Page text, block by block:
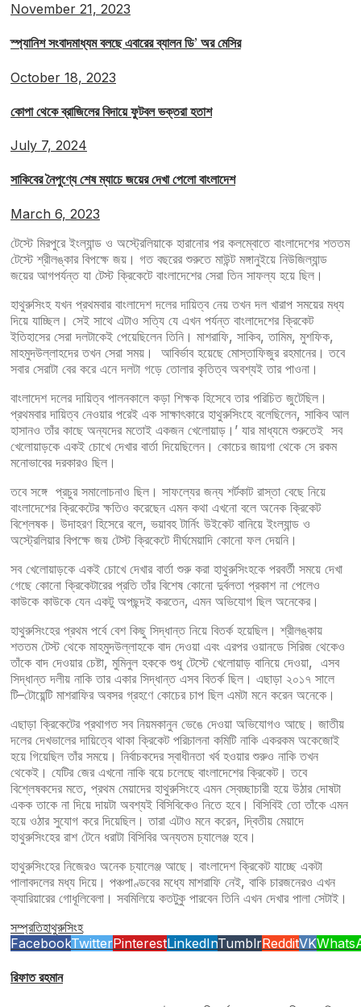
November 21, 2023
স্প্যানিশ সংবাদমাধ্যম বলছে এবারের ব্যালন ডি’ অর মেসির
October 18, 2023
কোপা থেকে ব্রাজিলের বিদায়ে ফুটবল ভক্তরা হতাশ
July 7, 2024
সাকিবের নৈপুণ্যে শেষ ম্যাচে জয়ের দেখা পেলো বাংলাদেশ
March 6, 2023
টেস্টে মিরপুরে ইংল্যান্ড ও অস্ট্রেলিয়াকে হারানোর পর কলম্বোতে বাংলাদেশের শততম
টেস্টে শ্রীলঙ্কার বিপক্ষে জয়। গত বছরের শুরুতে মাউন্ট মঙ্গানুইয়ে নিউজিল্যান্ড
জয়ের আগপর্যন্ত যা টেস্ট ক্রিকেটে বাংলাদেশের সেরা তিন সাফল্য হয়ে ছিল।
হাথুরুসিংহ যখন প্রথমবার বাংলাদেশ দলের দায়িত্ব নেয় তখন দল খারাপ সময়ের মধ্য
দিয়ে যাচ্ছিল। সেই সাথে এটাও সত্যি যে এখন পর্যন্ত বাংলাদেশের ক্রিকেট
ইতিহাসের সেরা দলটাকেই পেয়েছিলেন তিনি। মাশরাফি, সাকিব, তামিম, মুশফিক,
মাহমুদউল্লাহদের তখন সেরা সময়। আবির্ভাব হয়েছে মোস্তাফিজুর রহমানের। তবে
সবার সেরাটা বের করে এনে দলটা গড়ে তোলার কৃতিত্ব অবশ্যই তার পাওনা।
বাংলাদেশ দলের দায়িত্ব পালনকালে কড়া শিক্ষক হিসেবে তার পরিচিত জুটেছিল।
প্রথমবার দায়িত্ব নেওয়ার পরেই এক সাক্ষাৎকারে হাথুরুসিংহে বলেছিলেন, ‌সাকিব আল
হাসানও তাঁর কাছে অন্যদের মতোই একজন খেলোয়াড়।’ যার মাধ্যমে শুরুতেই সব
খেলোয়াড়কে একই চোখে দেখার বার্তা দিয়েছিলেন। কোচের জায়গা থেকে সে রকম
মনোভাবের দরকারও ছিল।
তবে সঙ্গে প্রচুর সমালোচনাও ছিল। সাফল্যের জন্য শর্টকাট রাস্তা বেছে নিয়ে
বাংলাদেশের ক্রিকেটের ক্ষতিও করেছেন এমন কথা এখনো বলে অনেক ক্রিকেট
বিশ্লেষক। উদাহরণ হিসেরে বলে, ভয়াবহ টার্নিং উইকেট বানিয়ে ইংল্যান্ড ও
অস্ট্রেলিয়ার বিপক্ষে জয় টেস্ট ক্রিকেটে দীর্ঘমেয়াদি কোনো ফল দেয়নি।
সব খেলোয়াড়কে একই চোখে দেখার বার্তা শুরু করা হাথুরুসিংহকে পরবর্তী সময়ে দেখা
গেছে কোনো ক্রিকেটারের প্রতি তাঁর বিশেষ কোনো দুর্বলতা প্রকাশ না পেলেও
কাউকে কাউকে যেন একটু অপছন্দই করতেন, এমন অভিযোগ ছিল অনেকের।
হাথুরুসিংহের প্রথম পর্বে বেশ কিছু সিদ্ধান্ত নিয়ে বিতর্ক হয়েছিল। শ্রীলঙ্কায়
শততম টেস্ট থেকে মাহমুদউল্লাহকে বাদ দেওয়া এবং এরপর ওয়ানডে সিরিজ থেকেও
তাঁকে বাদ দেওয়ার চেষ্টা, মুমিনুল হককে শুধু টেস্টে খেলোয়াড় বানিয়ে দেওয়া, এসব
সিদ্ধান্ত দলীয় নাকি তার একার সিদ্ধান্ত এসব বিতর্ক ছিল। এছাড়া ২০১৭ সালে
টি–টোয়েন্টি মাশরাফির অবসর গ্রহণে কোচের চাপ ছিল এমটা মনে করেন অনেকে।
এছাড়া ক্রিকেটের প্রথাগত সব নিয়মকানুন ভেঙে দেওয়া অভিযোগও আছে। জাতীয়
দলের দেখভালের দায়িত্বে থাকা ক্রিকেট পরিচালনা কমিটি নাকি একরকম অকেজোই
হয়ে গিয়েছিল তাঁর সময়ে। নির্বাচকদের স্বাধীনতা খর্ব হওয়ার শুরুও নাকি তখন
থেকেই। যেটির জের এখনো নাকি বয়ে চলেছে বাংলাদেশের ক্রিকেট। তবে
বিশ্লেষকদের মতে, প্রথম মেয়াদের হাথুরুসিংহে এমন স্বেচ্ছাচারী হয়ে উঠার দোষটা
একক তাকে না দিয়ে দায়টা অবশ্যই বিসিবিকেও নিতে হবে। বিসিবিই তো তাঁকে এমন
হয়ে ওঠার সুযোগ করে দিয়েছিল। তারা এটাও মনে করেন, দ্বিতীয় মেয়াদে
হাথুরুসিংহের রাশ টেনে ধরাটা বিসিবির অন্যতম চ্যালেঞ্জ হবে।
হাথুরুসিংহের নিজেরও অনেক চ্যালেঞ্জ আছে। বাংলাদেশ ক্রিকেট যাচ্ছে একটা
পালাবদলের মধ্য দিয়ে। পঞ্চপাণ্ডবের মধ্যে মাশরাফি নেই, বাকি চারজনেরও এখন
ক্যারিয়ারের গোধূলিবেলা। সবমিলিয়ে কতটুকু পারবেন তিনি এখন দেখার পালা সেটাই।
সম্প্রতিহাথুরুসিংহ
FacebookTwitterPinterestLinkedInTumblrRedditVK
রিফাত রহমান